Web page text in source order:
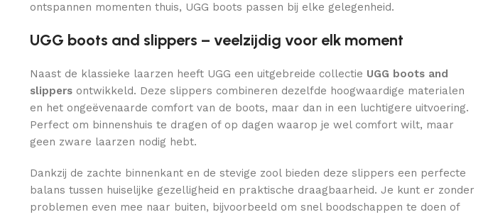
ontspannen momenten thuis, UGG boots passen bij elke gelegenheid.
UGG boots and slippers – veelzijdig voor elk moment
Naast de klassieke laarzen heeft UGG een uitgebreide collectie UGG boots and
slippers ontwikkeld. Deze slippers combineren dezelfde hoogwaardige materialen
en het ongeëvenaarde comfort van de boots, maar dan in een luchtigere uitvoering.
Perfect om binnenshuis te dragen of op dagen waarop je wel comfort wilt, maar
geen zware laarzen nodig hebt.
Dankzij de zachte binnenkant en de stevige zool bieden deze slippers een perfecte
balans tussen huiselijke gezelligheid en praktische draagbaarheid. Je kunt er zonder
problemen even mee naar buiten, bijvoorbeeld om snel boodschappen te doen of